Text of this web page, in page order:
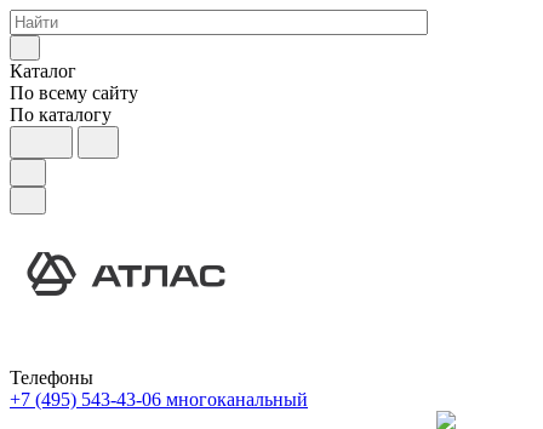
Каталог
По всему сайту
По каталогу
Телефоны
+7 (495) 543-43-06 многоканальный